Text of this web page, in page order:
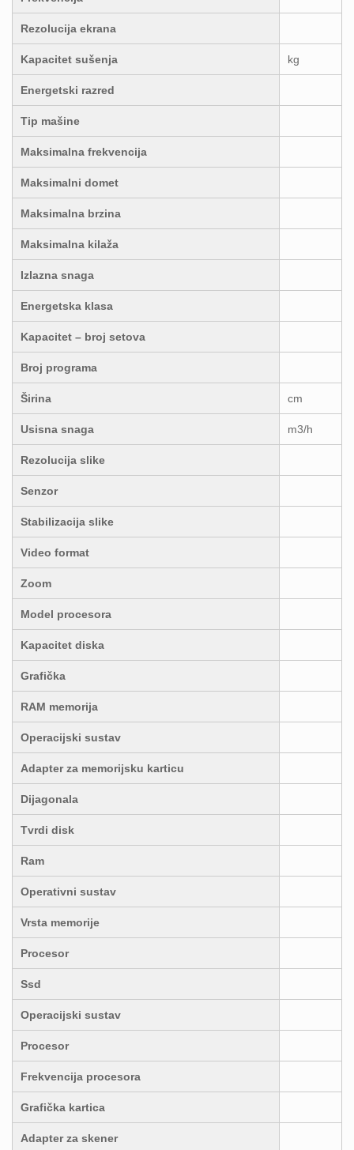
Rezolucija ekrana
Kapacitet sušenja kg
Energetski razred
Tip mašine
Maksimalna frekvencija
Maksimalni domet
Maksimalna brzina
Maksimalna kilaža
Izlazna snaga
Energetska klasa
Kapacitet – broj setova
Broj programa
Širina cm
Usisna snaga m3/h
Rezolucija slike
Senzor
Stabilizacija slike
Video format
Zoom
Model procesora
Kapacitet diska
Grafička
RAM memorija
Operacijski sustav
Adapter za memorijsku karticu
Dijagonala
Tvrdi disk
Ram
Operativni sustav
Vrsta memorije
Procesor
Ssd
Operacijski sustav
Procesor
Frekvencija procesora
Grafička kartica
Adapter za skener